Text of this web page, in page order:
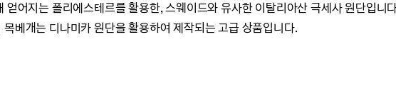
얻어지는 폴리에스테르를 활용한, 스웨이드와 유사한 이탈리아산 극세사 원단입니
베개는 디나미카 원단을 활용하여 제작되는 고급 상품입니다.